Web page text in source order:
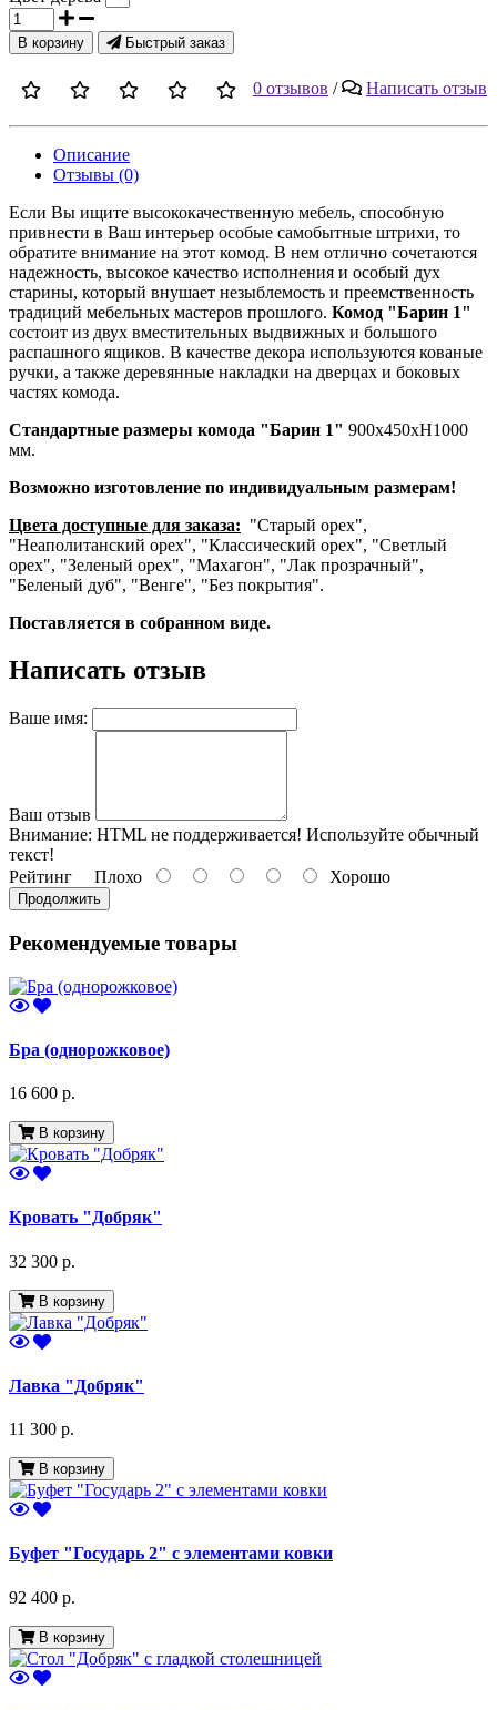
В корзину Быстрый заказ
0 отзывов / Написать отзыв
Описание
Отзывы (0)
Если Вы ищите высококачественную мебель, способную
привнести в Ваш интерьер особые самобытные штрихи, то
обратите внимание на этот комод. В нем отлично сочетаются
надежность, высокое качество исполнения и особый дух
старины, который внушает незыблемость и преемственность
традиций мебельных мастеров прошлого. Комод "Барин 1"
состоит из двух вместительных выдвижных и большого
распашного ящиков. В качестве декора используются кованые
ручки, а также деревянные накладки на дверцах и боковых
частях комода.
Стандартные размеры комода "Барин 1" 900х450хН1000
мм.
Возможно изготовление по индивидуальным размерам!
Цвета доступные для заказа: "Старый орех",
"Неаполитанский орех", "Классический орех", "Светлый
орех", "Зеленый орех", "Махагон", "Лак прозрачный",
"Беленый дуб", "Венге", "Без покрытия".
Поставляется в собранном виде.
Написать отзыв
Ваше имя:
Ваш отзыв
Внимание: HTML не поддерживается! Используйте обычный
текст!
Рейтинг Плохо Хорошо
Продолжить
Рекомендуемые товары
Бра (однорожковое)
16 600 р.
В корзину
Кровать "Добряк"
32 300 р.
В корзину
Лавка "Добряк"
11 300 р.
В корзину
Буфет "Государь 2" с элементами ковки
92 400 р.
В корзину